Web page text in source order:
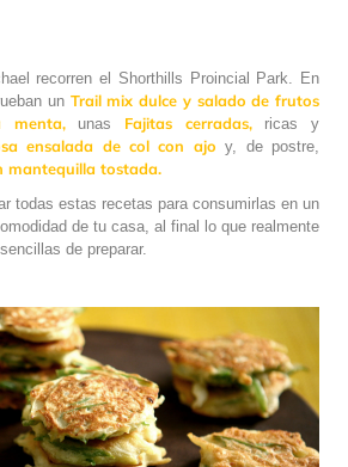
recorren el Shorthills Proincial Park. En
un Trail mix dulce y salado de frutos
menta, unas Fajitas cerradas, ricas y
ensalada de col con ajo y, de postre,
mantequilla tostada.
todas estas recetas para consumirlas en un
de tu casa, al final lo que realmente
de preparar.